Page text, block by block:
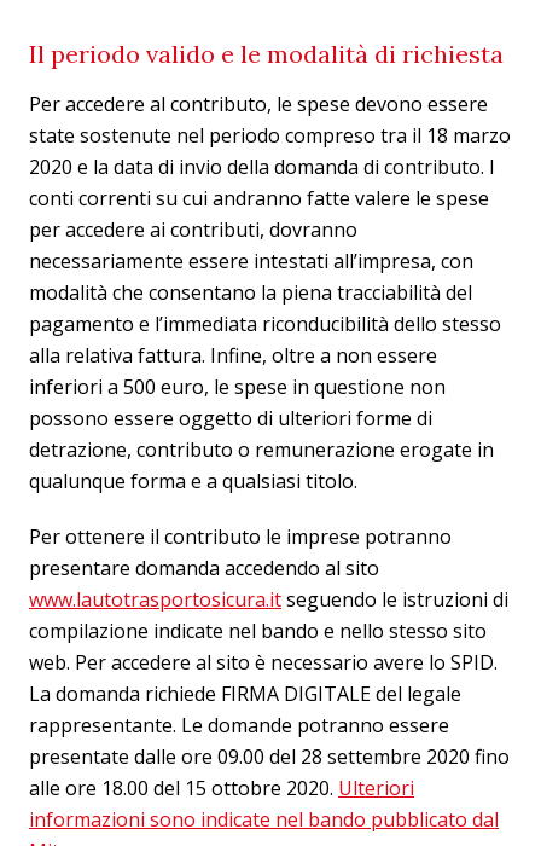
Il periodo valido e le modalità di richiesta
Per accedere al contributo, le spese devono essere
state sostenute nel periodo compreso tra il 18 marzo
2020 e la data di invio della domanda di contributo. I
conti correnti su cui andranno fatte valere le spese
per accedere ai contributi, dovranno
necessariamente essere intestati all’impresa, con
modalità che consentano la piena tracciabilità del
pagamento e l’immediata riconducibilità dello stesso
alla relativa fattura. Infine, oltre a non essere
inferiori a 500 euro, le spese in questione non
possono essere oggetto di ulteriori forme di
detrazione, contributo o remunerazione erogate in
qualunque forma e a qualsiasi titolo.
Per ottenere il contributo le imprese potranno
presentare domanda accedendo al sito
www.lautotrasportosicura.itseguendo le istruzioni di
compilazione indicate nel bando e nello stesso sito
web. Per accedere al sito è necessario avere lo SPID.
La domanda richiede FIRMA DIGITALE del legale
rappresentante. Le domande potranno essere
presentate dalle ore 09.00 del 28 settembre 2020 fino
alle ore 18.00 del 15 ottobre 2020. Ulteriori
informazioni sono indicate nel bando pubblicato dal